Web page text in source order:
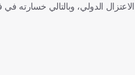
الدولي، وبالتالي خسارته